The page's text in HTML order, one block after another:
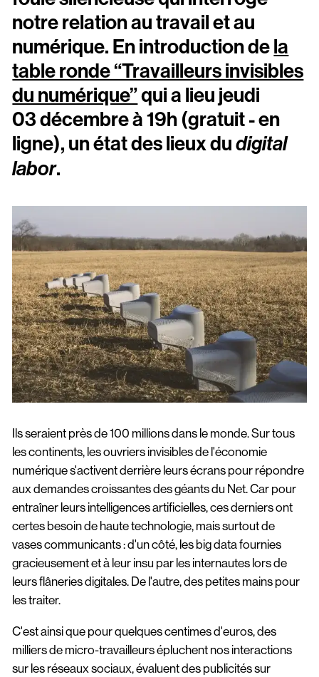
notre relation au travail et au
numérique. En introduction dela
table ronde “Travailleurs invisibles
du numérique”qui a lieu jeudi
03 décembre à 19h (gratuit - en
ligne), un état des lieux dudigital
labor.
Ils seraient près de 100 millions dans le monde. Sur tous
les continents, les ouvriers invisibles de l'économie
numérique s'activent derrière leurs écrans pour répondre
aux demandes croissantes des géants du Net. Car pour
entraîner leurs intelligences artificielles, ces derniers ont
certes besoin de haute technologie, mais surtout de
vases communicants : d'un côté, les big data fournies
gracieusement et à leur insu par les internautes lors de
leurs flâneries digitales. De l'autre, des petites mains pour
les traiter.
C'est ainsi que pour quelques centimes d'euros, des
milliers de micro-travailleurs épluchent nos interactions
sur les réseaux sociaux, évaluent des publicités sur
Prévention des violences et signalement
Association Songo
Résidences
Espace pro
Partenaires
Location / Privatisation